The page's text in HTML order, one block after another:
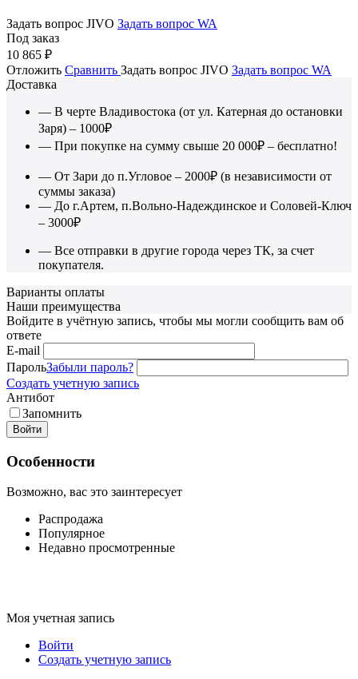
Задать вопрос JIVO Задать вопрос WA
Под заказ
10 865 ₽
Отложить Сравнить Задать вопрос JIVO Задать вопрос WA
Доставка
— В черте Владивостока (от ул. Катерная до остановки
Заря) – 1000₽
— При покупке на сумму свыше 20 000₽ – бесплатно!
— От Зари до п.Угловое – 2000₽ (в независимости от
суммы заказа)
— До г.Артем, п.Вольно-Надеждинское и Соловей-Ключ
– 3000₽
— Все отправки в другие города через ТК, за счет
покупателя.
Варианты оплаты
Наши преимущества
Войдите в учётную запись, чтобы мы могли сообщить вам об
ответе
E-mail
ПарольЗабыли пароль?
Создать учетную запись
Антибот
Запомнить
Войти
Особенности
Возможно, вас это заинтересует
Распродажа
Популярное
Недавно просмотренные
Моя учетная запись
Войти
Создать учетную запись